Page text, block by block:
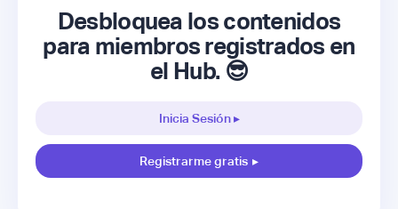
Desbloquea los contenidos
para miembros registrados en
el Hub. 😎
Inicia Sesión ▸
Registrarme gratis ▸